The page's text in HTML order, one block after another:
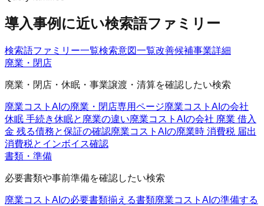
導入事例に近い検索語ファミリー
検索語ファミリー一覧検索意図一覧改善候補事業詳細
廃業・閉店
廃業・閉店・休眠・事業譲渡・清算を確認したい検索
廃業コストAIの廃業・閉店専用ページ廃業コストAIの会社
休眠 手続き休眠と廃業の違い廃業コストAIの会社 廃業 借入
金 残る債務と保証の確認廃業コストAIの廃業時 消費税 届出
消費税とインボイス確認
書類・準備
必要書類や事前準備を確認したい検索
廃業コストAIの必要書類揃える書類廃業コストAIの準備する